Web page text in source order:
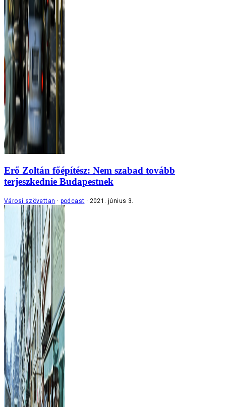
Erő Zoltán főépítész: Nem szabad tovább
terjeszkednie Budapestnek
Városi szövettan podcast 2021. június 3.